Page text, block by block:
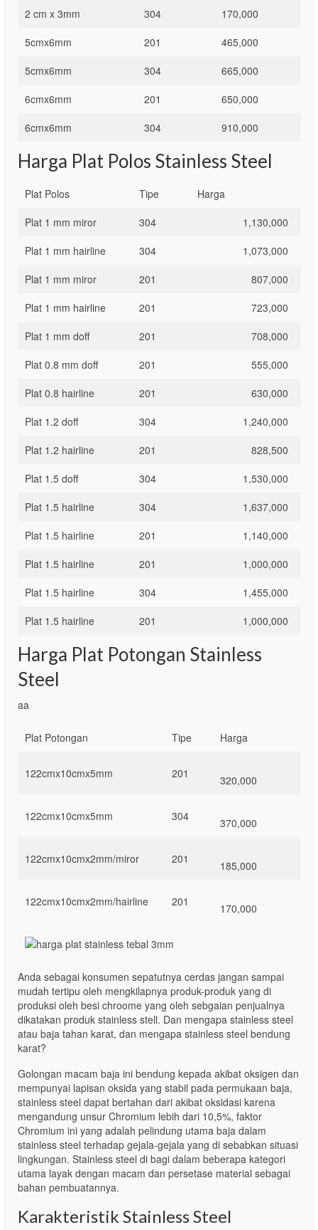
2 cm x 3mm
304
170,000
5cmx6mm
201
465,000
5cmx6mm
304
665,000
6cmx6mm
201
650,000
6cmx6mm
304 910,000
Harga Plat Polos Stainless Steel
Plat Polos Tipe
Harga
Plat 1 mm miror
304
1,130,000
Plat 1 mm hairline
304
1,073,000
Plat 1 mm miror
201
807,000
Plat 1 mm hairline
201
723,000
Plat 1 mm doff
201
708,000
Plat 0.8 mm doff
201
555,000
Plat 0.8 hairline
201
630,000
Plat 1.2 doff
304
1,240,000
Plat 1.2 hairline
201
828,500
Plat 1.5 doff
304
1,530,000
Plat 1.5 hairline
304
1,637,000
Plat 1.5 hairline
201
1,140,000
Plat 1.5 hairline
201
1,000,000
Plat 1.5 hairline
304
1,455,000
Plat 1.5 hairline
201 1,000,000
Harga Plat Potongan Stainless
Steel
aa
Plat Potongan Tipe Harga
122cmx10cmx5mm 201 320,000
122cmx10cmx5mm 304 370,000
122cmx10cmx2mm/miror 201 185,000
122cmx10cmx2mm/hairline 201 170,000
Anda sebagai konsumen sepatutnya cerdas jangan sampai
mudah tertipu oleh mengkilapnya produk-produk yang di
produksi oleh besi chroome yang oleh sebgaian penjualnya
dikatakan produk stainless stell. Dan mengapa stainless steel
atau baja tahan karat, dan mengapa stainless steel bendung
karat?
Golongan macam baja ini bendung kepada akibat oksigen dan
mempunyai lapisan oksida yang stabil pada permukaan baja,
stainless steel dapat bertahan dari akibat oksidasi karena
mengandung unsur Chromium lebih dari 10,5%, faktor
Chromium ini yang adalah pelindung utama baja dalam
stainless steel terhadap gejala-gejala yang di sebabkan situasi
lingkungan. Stainless steel di bagi dalam beberapa kategori
utama layak dengan macam dan persetase material sebagai
bahan pembuatannya.
Karakteristik Stainless Steel